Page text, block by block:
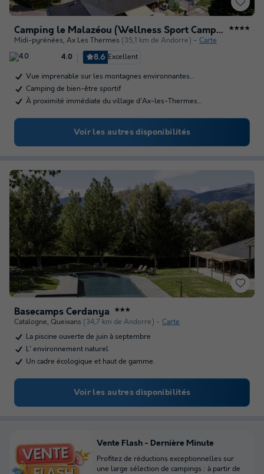
Camping le Malazéou (Wellness Sport Camping) ★★★★
Midi-pyrénées, Ax Les Thermes (35,1 km de Andorre) Carte
4.0 8.6 Excellent
Vue imprenable sur les montagnes environnantes…
Camping de bien-être sportif
À proximité immédiate du village d'Ax-les-Thermes…
Voir les autres disponibilités
Basecamps Cerdanya ★★★
Catalogne, Queixans (34,7 km de Andorre)
Carte
La piscine ouverte de juin à septembre
L' environnement naturel
Un cadre écologique et haut de gamme.
Voir les autres disponibilités
Vente Flash - Dernière Minute
Profitez de réductions exceptionnelles sur
une large sélection de campings : à partir de